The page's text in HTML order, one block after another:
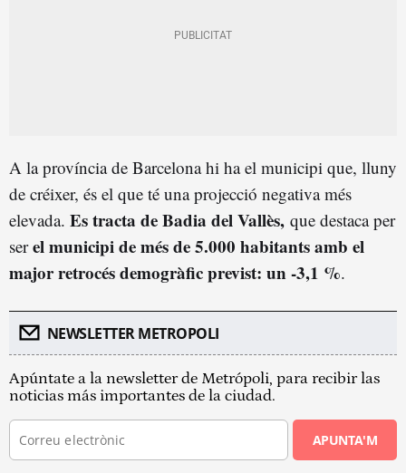
A la província de Barcelona hi ha el municipi que, lluny
de créixer, és el que té una projecció negativa més
elevada. Es tracta de Badia del Vallès, que destaca per
serel municipi de més de 5.000 habitants amb el
major retrocés demogràfic previst: un -3,1 %.
NEWSLETTER METROPOLI
Apúntate a la newsletter de Metrópoli, para recibir las
noticias más importantes de la ciudad.
APUNTA'M